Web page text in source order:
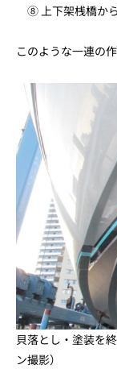
⑧ 上下架桟橋か
このような一連の
貝落とし・塗装を
ン撮影）